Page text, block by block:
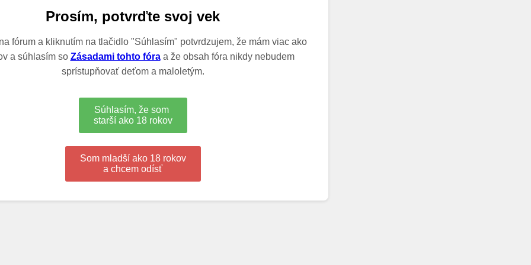
Prosím, potvrďte svoj vek
fórum a kliknutím na tlačidlo "Súhlasím" potvrdzujem, že mám viac ako
a súhlasím so Zásadami tohto fóraa že obsah fóra nikdy nebudem
sprístupňovať deťom a maloletým.
Súhlasím, že som
starší ako 18 rokov
Som mladší ako 18 rokov
a chcem odísť